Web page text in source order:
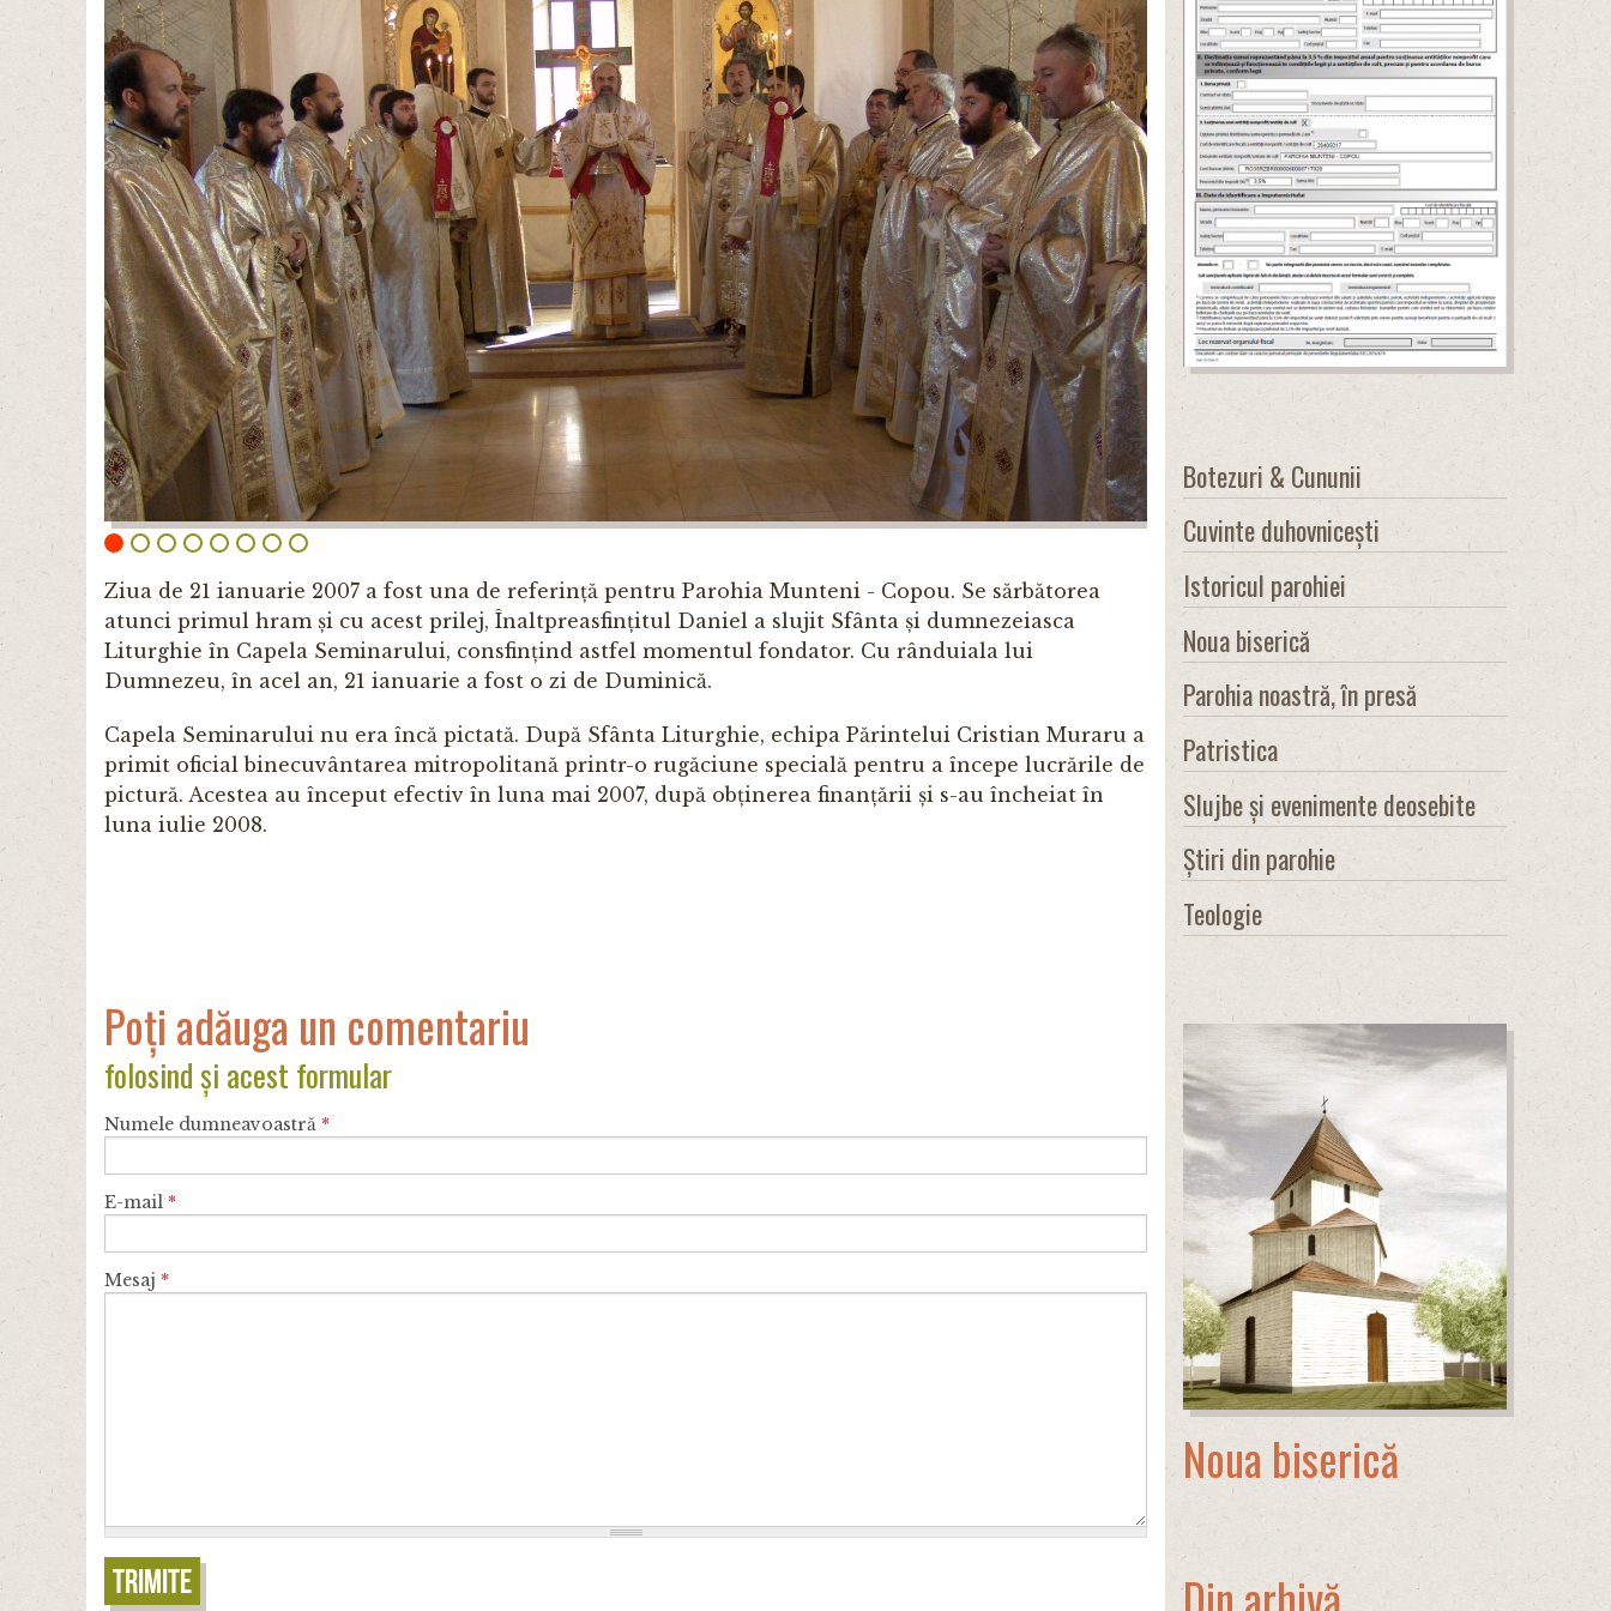
Ziua de 21 ianuarie 2007 a fost una de referință pentru Parohia Munteni - Copou. Se sărbătorea
atunci primul hram și cu acest prilej, Înaltpreasfințitul Daniel a slujit Sfânta și dumnezeiasca
Liturghie în Capela Seminarului, consfințind astfel momentul fondator. Cu rânduiala lui
Dumnezeu, în acel an, 21 ianuarie a fost o zi de Duminică.
Capela Seminarului nu era încă pictată. După Sfânta Liturghie, echipa Părintelui Cristian Muraru a
primit oficial binecuvântarea mitropolitană printr-o rugăciune specială pentru a începe lucrările de
pictură. Acestea au început efectiv în luna mai 2007, după obținerea finanțării și s-au încheiat în
luna iulie 2008.
Poți adăuga un comentariu
folosind și acest formular
Numele dumneavoastră *
E-mail *
Mesaj *
Trimite
Botezuri & Cununii
Cuvinte duhovnicești
Istoricul parohiei
Noua biserică
Parohia noastră, în presă
Patristica
Slujbe și evenimente deosebite
Știri din parohie
Teologie
Noua biserică